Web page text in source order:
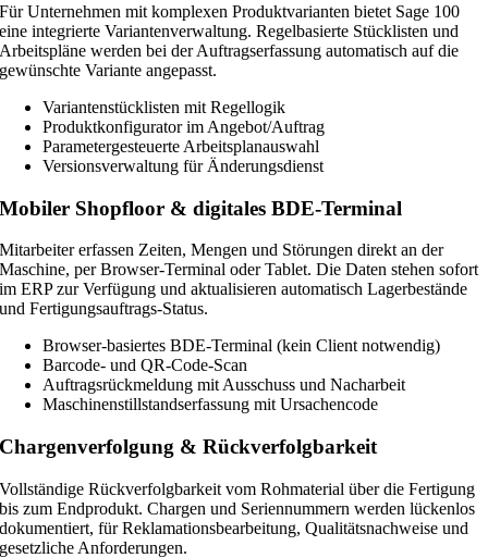
Für Unternehmen mit komplexen Produktvarianten bietet Sage 100
eine integrierte Variantenverwaltung. Regelbasierte Stücklisten und
Arbeitspläne werden bei der Auftragserfassung automatisch auf die
gewünschte Variante angepasst.
Variantenstücklisten mit Regellogik
Produktkonfigurator im Angebot/Auftrag
Parametergesteuerte Arbeitsplanauswahl
Versionsverwaltung für Änderungsdienst
Mobiler Shopfloor & digitales BDE-Terminal
Mitarbeiter erfassen Zeiten, Mengen und Störungen direkt an der
Maschine, per Browser-Terminal oder Tablet. Die Daten stehen sofort
im ERP zur Verfügung und aktualisieren automatisch Lagerbestände
und Fertigungsauftrags-Status.
Browser-basiertes BDE-Terminal (kein Client notwendig)
Barcode- und QR-Code-Scan
Auftragsrückmeldung mit Ausschuss und Nacharbeit
Maschinenstillstandserfassung mit Ursachencode
Chargenverfolgung & Rückverfolgbarkeit
Vollständige Rückverfolgbarkeit vom Rohmaterial über die Fertigung
bis zum Endprodukt. Chargen und Seriennummern werden lückenlos
dokumentiert, für Reklamationsbearbeitung, Qualitätsnachweise und
gesetzliche Anforderungen.